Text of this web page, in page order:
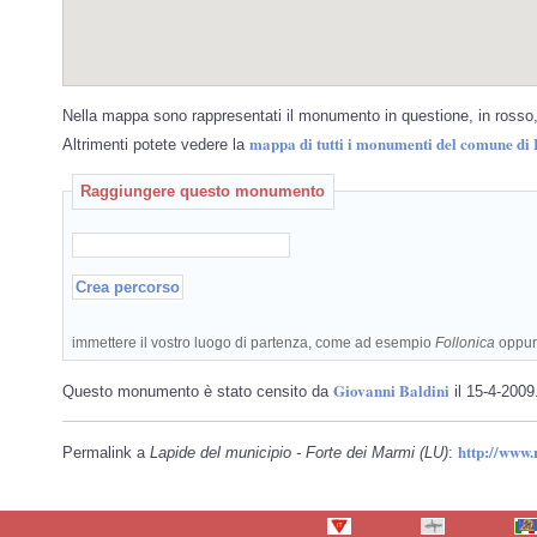
Nella mappa sono rappresentati il monumento in questione, in
Altrimenti potete vedere la mappa di tutti i monumenti del comune
Raggiungere questo monumento
immettere il vostro luogo di partenza, come ad esempio Follonica
Questo monumento è stato censito da Giovanni Baldini il 15-4-2009.
Permalink a Lapide del municipio - Forte dei Marmi (LU): http://